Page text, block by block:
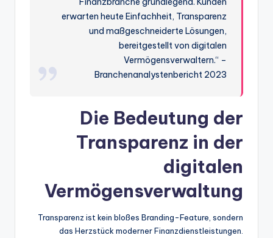
erwarten heute Einfachheit, Transparenz
und maßgeschneiderte Lösungen,
bereitgestellt von digitalen
Vermögensverwaltern.“ –
Branchenanalystenbericht 2023
Die Bedeutung der
Transparenz in der
digitalen
Vermögensverwaltung
Transparenz ist kein bloßes Branding-Feature, sondern
das Herzstück moderner Finanzdienstleistungen.